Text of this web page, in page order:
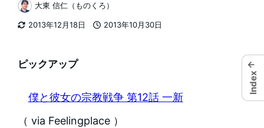
2013年12月18日
2013年10月30日
著
者
大東 信仁（ものくろ）
ピックアップ
僕と彼女の宗教戦争 第12話 一新
（ via Feelingplace ）
←
Index